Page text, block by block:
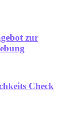
zur
Check